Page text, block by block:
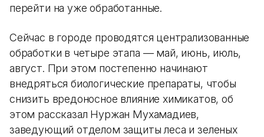
перейти на уже обработанные.
Сейчас в городе проводятся централизованные
обработки в четыре этапа — май, июнь, июль,
август. При этом постепенно начинают
внедряться биологические препараты, чтобы
снизить вредоносное влияние химикатов, об
этом рассказал Нуржан Мухамадиев,
заведующий отделом защиты леса и зеленых